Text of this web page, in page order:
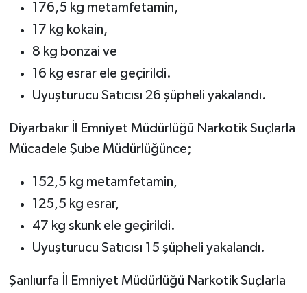
176,5 kg metamfetamin,
17 kg kokain,
8 kg bonzai ve
16 kg esrar ele geçirildi.
Uyuşturucu Satıcısı 26 şüpheli yakalandı.
Diyarbakır İl Emniyet Müdürlüğü Narkotik Suçlarla
Mücadele Şube Müdürlüğünce;
152,5 kg metamfetamin,
125,5 kg esrar,
47 kg skunk ele geçirildi.
Uyuşturucu Satıcısı 15 şüpheli yakalandı.
Şanlıurfa İl Emniyet Müdürlüğü Narkotik Suçlarla